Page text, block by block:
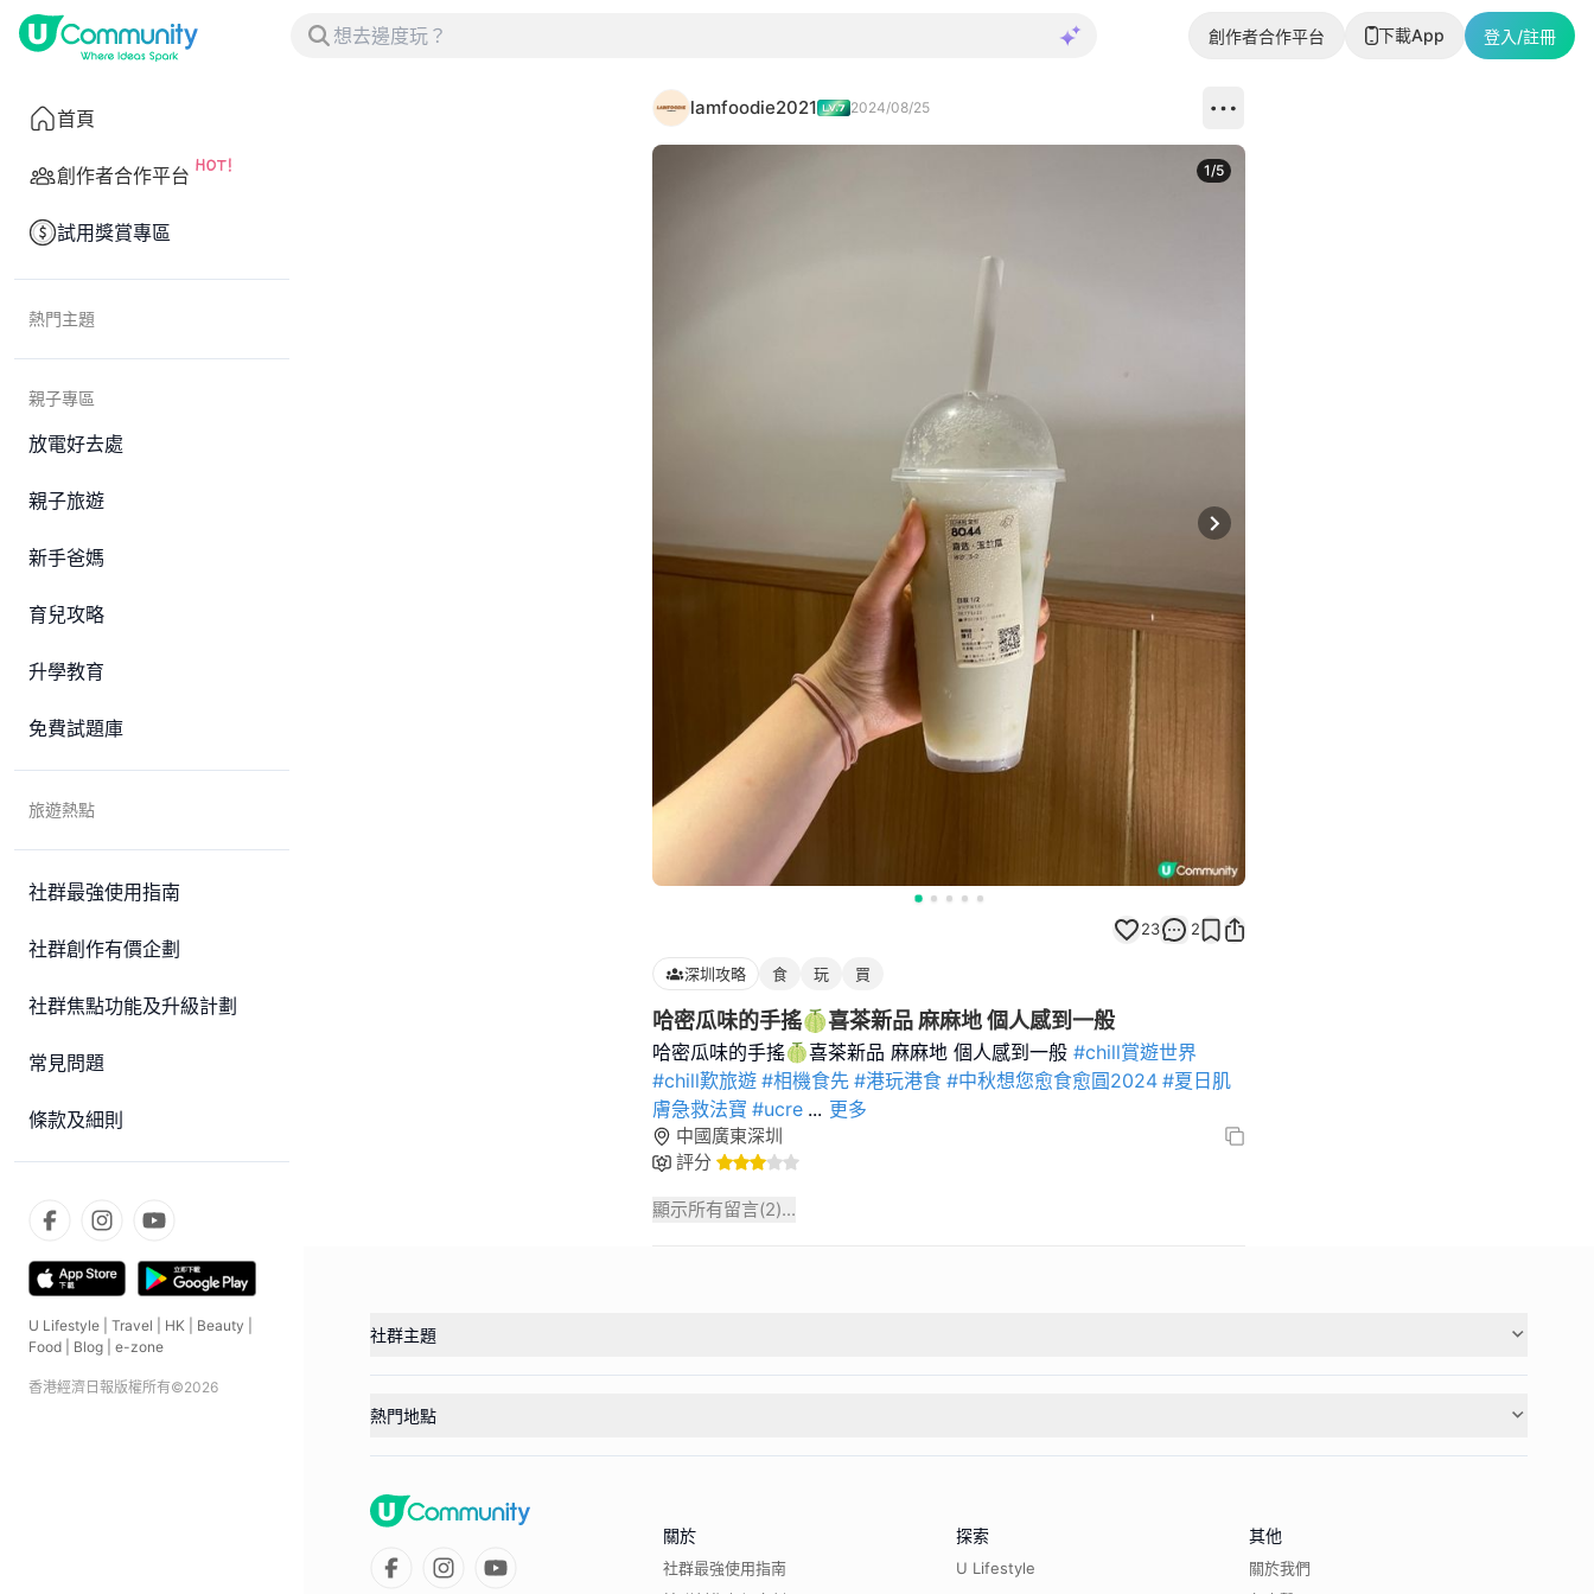
創作者合作平台 下載App 登入/註冊
首頁
創作者合作平台
試用獎賞專區
熱門主題
親子專區
放電好去處
親子旅遊
新手爸媽
育兒攻略
升學教育
免費試題庫
旅遊熱點
社群最強使用指南
社群創作有價企劃
社群焦點功能及升級計劃
常見問題
條款及細則
U Lifestyle Travel HK Beauty
Food
Blog e-zone
香港經濟日報版權所有©2026
lamfoodie2021 2024/08/25
Next slide
1/5
23 2
深圳攻略 食 玩 買
哈密瓜味的手搖🍈喜茶新品 麻麻地 個人感到一般
哈密瓜味的手搖🍈喜茶新品 麻麻地 個人感到一般 #chill賞遊世界
#chill歎旅遊 #相機食先 #港玩港食 #中秋想您愈食愈圓2024 #夏日肌
膚急救法寶 #ucre ... 更多
中國廣東深圳
評分
顯示所有留言(2)...
社群主題
熱門地點
關於
社群最強使用指南
探索
U Lifestyle
其他
關於我們